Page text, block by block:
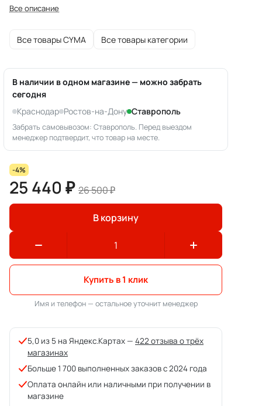
Все описание
Все товары CYMA Все товары категории
В наличии в одном магазине — можно забрать
сегодня
Краснодар Ростов-на-Дону Ставрополь
Забрать самовывозом: Ставрополь. Перед выездом
менеджер подтвердит, что товар на месте.
-4%
25 440 ₽ 26 500 ₽
В корзину
Купить в 1 клик
Имя и телефон — остальное уточнит менеджер
5,0 из 5 на Яндекс.Картах — 422 отзыва о трёх
магазинах
Больше 1 700 выполненных заказов с 2024 года
Оплата онлайн или наличными при получении в
магазине